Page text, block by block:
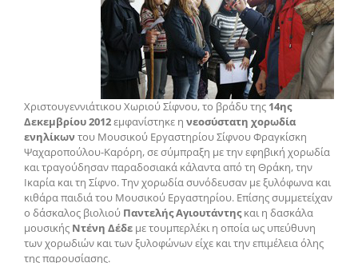
Χριστουγεννιάτικου Χωριού Σίφνου, το βράδυ της 14ης
Δεκεμβρίου 2012εμφανίστηκε η νεοσύστατη χορωδία
ενηλίκωντου Μουσικού Εργαστηρίου Σίφνου Φραγκίσκη
Ψαχαροπούλου-Καρόρη, σε σύμπραξη με την εφηβική χορωδία
και τραγούδησαν παραδοσιακά κάλαντα από τη Θράκη, την
Ικαρία και τη Σίφνο. Την χορωδία συνόδευσαν με ξυλόφωνα και
κιθάρα παιδιά του Μουσικού Εργαστηρίου. Επίσης συμμετείχαν
ο δάσκαλος βιολιού Παντελής Αγιουτάντηςκαι η δασκάλα
μουσικής Ντένη Δέδε με τουμπερλέκι η οποία ως υπεύθυνη
των χορωδιών και των ξυλοφώνων είχε και την επιμέλεια όλης
της παρουσίασης.